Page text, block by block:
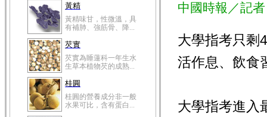
黃精
黃精味甘，性微溫，具
有補肺、強筋骨、降...
芡實
芡實為睡蓮科一年生水
生草本植物芡的成熟...
桂圓
桂圓的營養成分非一般
水果可比，含有蛋白...
中國時報／記
大學指考只剩
活作息、飲食
大學指考進入